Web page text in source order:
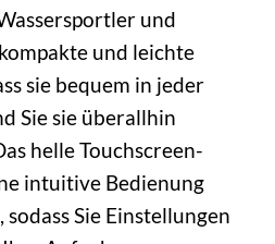
und
und leichte
sie bequem in jeder
Sie sie überallhin
helle Touchscreen-
intuitive Bedienung
Sie Einstellungen